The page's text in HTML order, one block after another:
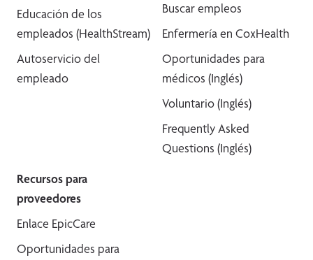
Educación de los
empleados (HealthStream)
Autoservicio del
empleado
Buscar empleos
Enfermería en CoxHealth
Oportunidades para
médicos (Inglés)
Voluntario (Inglés)
Frequently Asked
Questions (Inglés)
Recursos para
proveedores
Enlace EpicCare
Oportunidades para